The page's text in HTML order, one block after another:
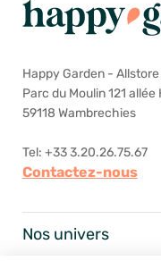
Happy Garden - Allstore
Parc du Moulin 121
59118 Wambrechies
Tel: +33 3.20.26.75.67
Contactez-nous
Nos univers